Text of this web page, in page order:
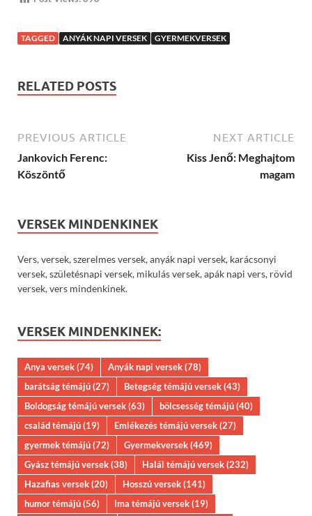
TAGGED ANYÁK NAPI VERSEK GYERMEKVERSEK
RELATED POSTS
PREVIOUS ARTICLE
Jankovich Ferenc:
Köszöntő
NEXT ARTICLE
Kiss Jenő: Meghajtom
magam
VERSEK MINDENKINEK
Vers, versek, szerelmes versek, anyák napi versek, karácsonyi
versek, születésnapi versek, mikulás versek, apák napi vers, rövid
versek, vers mindenkinek.
VERSEK MINDENKINEK:
Anya versek(74) Anyák napi versek(78)
barátság témájú(27) Betegség témájú versek(43)
Boldogság témájú versek(63) bölcsesség témájú(40)
család témájú(19) Emlékezés témájú versek(27)
gyermek témájú(72) Gyermekversek(469)
Gyász témájú versek(38) Halál témájú versek(232)
Hazafias versek(20) Hosszú versek(141)
humor témájú(56) Ima témájú versek(19)